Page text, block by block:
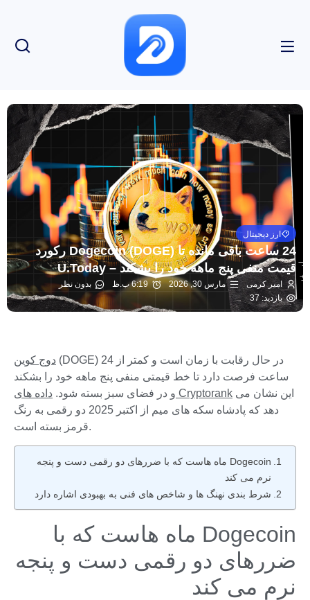
ارز دیجیتال
24 ساعت باقی مانده تا Dogecoin (DOGE) رکورد
قیمت منفی پنج ماهه خود را بشکند – U.Today
امیر کرمی مارس 30, 2026 6:19 ب.ظ
بدون نظر
بازدید: 37
دوج کوین (DOGE) در حال رقابت با زمان است و کمتر از 24
ساعت فرصت دارد تا خط قیمتی منفی پنج ماهه خود را بشکند
و در فضای سبز بسته شود. داده های Cryptorank
دهد که پادشاه سکه های میم از اکتبر 2025 دو رقمی به رنگ
قرمز بسته است.
Dogecoin ماه هاست که با ضررهای دو رقمی دست و پنجه
نرم می کند
شرط بندی نهنگ ها و شاخص های فنی به بهبودی اشاره دارد
Dogecoin ماه هاست که با
ضررهای دو رقمی دست و پنجه
نرم می کند